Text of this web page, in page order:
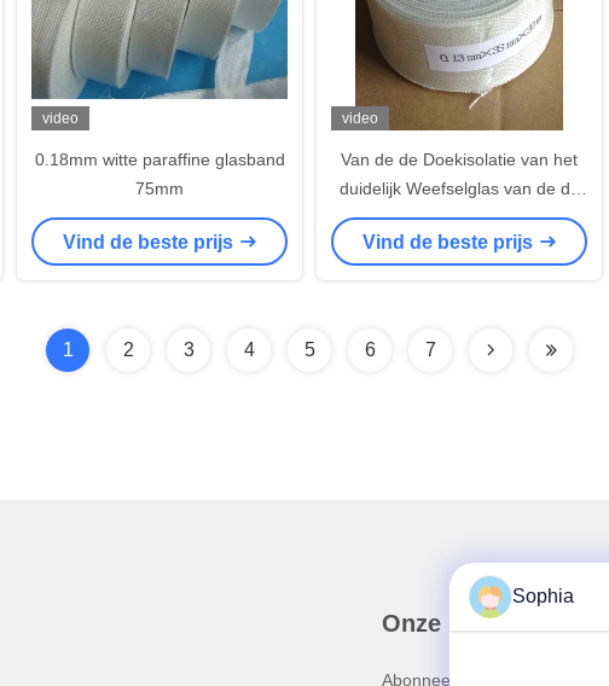
video
0.18mm witte paraffine glasband
75mm
Vind de beste prijs
video
Van de de Doekisolatie van het
duidelijk Weefselglas van de de
Band de Witte Paraffine
Thermische Isolatie
Vind de beste prijs
1 2 3 4 5 6 7
Onze nieuwsbrief
Abonneer u op onze
Sophia